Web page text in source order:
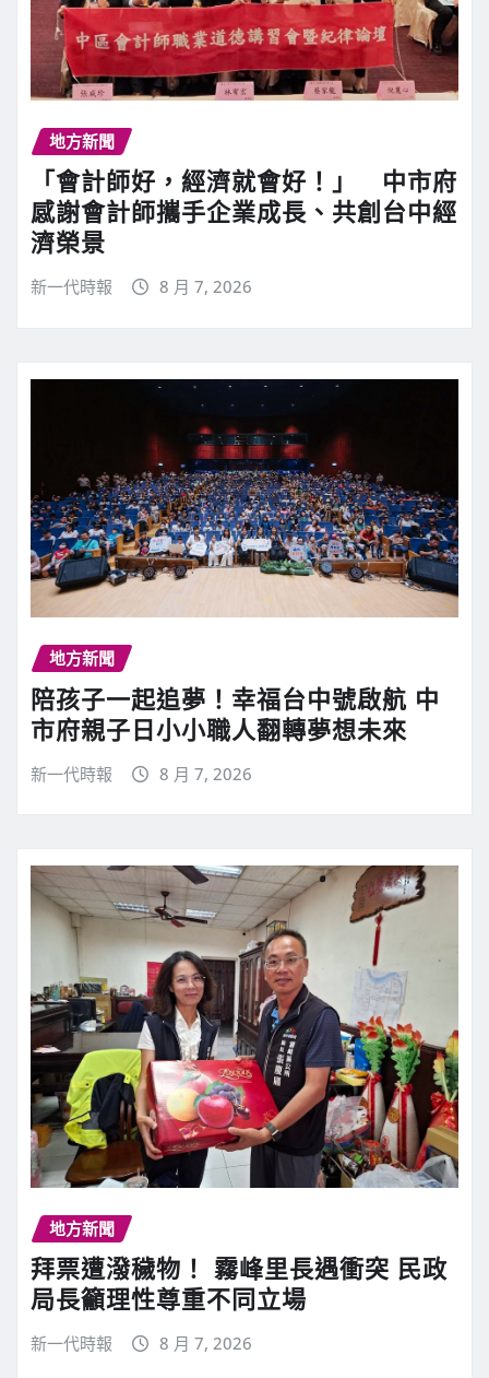
地方新聞
「會計師好，經濟就會好！」 中市府
感謝會計師攜手企業成長、共創台中經
濟榮景
新一代時報 8 月 7, 2026
地方新聞
陪孩子一起追夢！幸福台中號啟航 中
市府親子日小小職人翻轉夢想未來
新一代時報 8 月 7, 2026
地方新聞
拜票遭潑穢物！ 霧峰里長遇衝突 民政
局長籲理性尊重不同立場
新一代時報 8 月 7, 2026